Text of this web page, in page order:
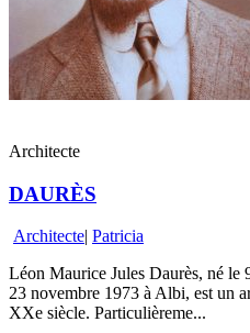
Architecte
DAURÈS
Architecte| Patricia
Léon Maurice Jules Daurès, né le
23 novembre 1973 à Albi, est un
XXe siècle. Particulièreme...